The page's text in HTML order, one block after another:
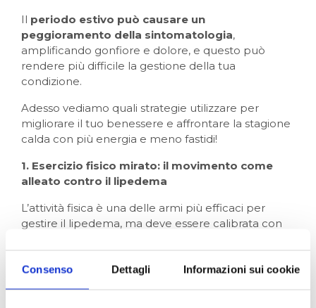
Consenso Dettagli Informazioni sui cookie
Il periodo estivo può causare un
peggioramento della sintomatologia,
amplificando gonfiore e dolore, e questo può
rendere più difficile la gestione della tua
condizione.
Adesso vediamo quali strategie utilizzare per
migliorare il tuo benessere e affrontare la stagione
calda con più energia e meno fastidi!
1. Esercizio fisico mirato: il movimento come
alleato contro il lipedema
L’attività fisica è una delle armi più efficaci per
gestire il lipedema, ma deve essere calibrata con
professionista come un personal trainerche si